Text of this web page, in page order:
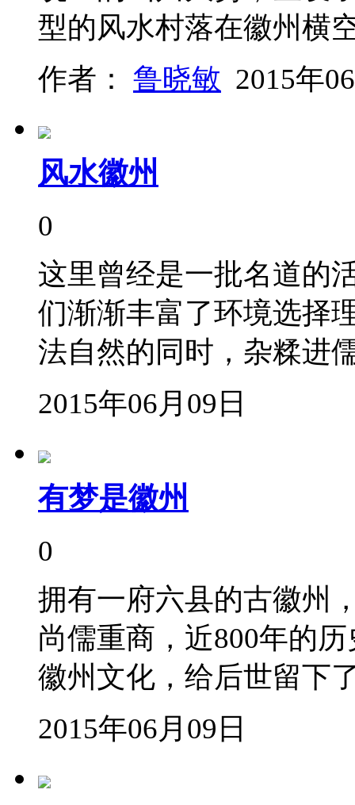
型的风水村落在徽州
作者： 鲁晓敏 2015年
风水徽州
0
这里曾经是一批名道的
们渐渐丰富了环境选择
法自然的同时，杂糅
2015年06月09日
有梦是徽州
0
拥有一府六县的古徽州
尚儒重商，近800年的
徽州文化，给后世留
2015年06月09日